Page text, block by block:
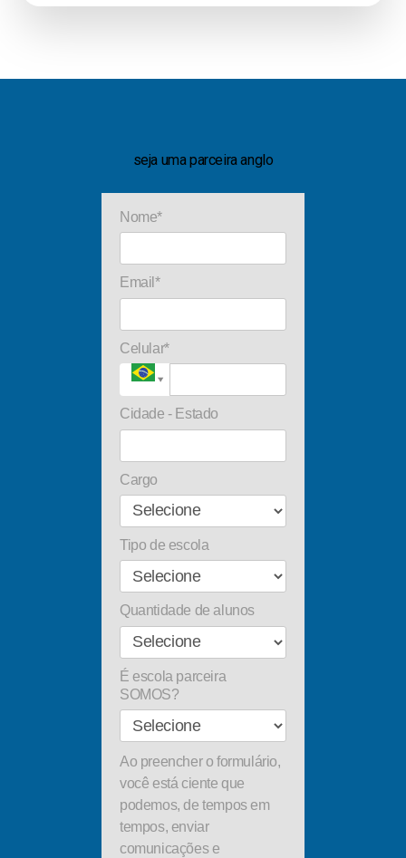
seja uma parceira anglo
Nome*
Email*
Celular*
Cidade - Estado
Cargo
Tipo de escola
Quantidade de alunos
É escola parceira
SOMOS?
Ao preencher o formulário,
você está ciente que
podemos, de tempos em
tempos, enviar
comunicações e